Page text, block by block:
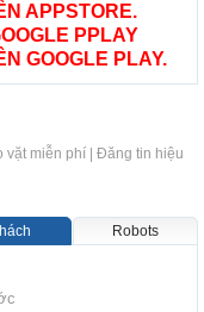
APPSTORE.
PPLAY
GOOGLE PLAY.
vặt miễn phí | Đăng tin hiệu
Robots